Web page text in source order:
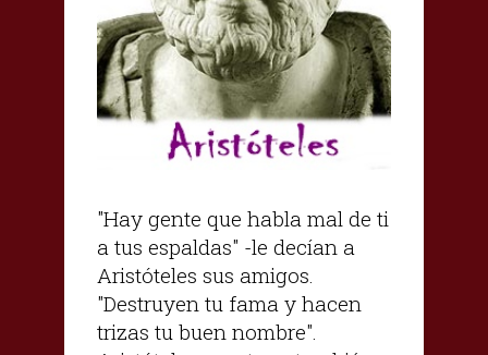
"Hay gente que habla mal de ti
a tus espaldas" -le decían a
Aristóteles sus amigos.
"Destruyen tu fama y hacen
trizas tu buen nombre".